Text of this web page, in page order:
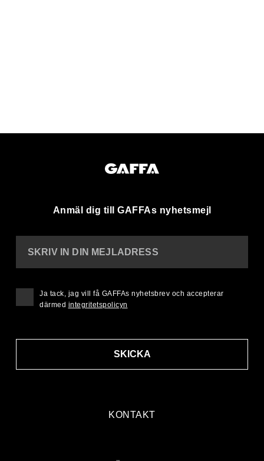
Anmäl dig till GAFFAs nyhetsmejl
KONTAKT
SKRIV IN DIN MEJLADRESS
SKICKA
Ja tack, jag vill få GAFFAs nyhetsbrev och accepterar
därmed integritetspolicyn